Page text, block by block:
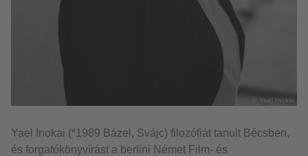
© Yael Inokai
Yael Inokai (*1989 Bázel, Svájc) filozófiát tanult Bécsben,
és forgatókönyvírást a berlini Német Film- és